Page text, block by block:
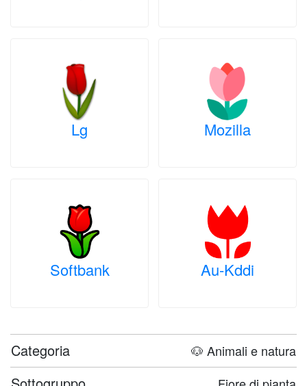
Lg Mozilla
Softbank Au-Kddi
Categoria 🐶 Animali e natura